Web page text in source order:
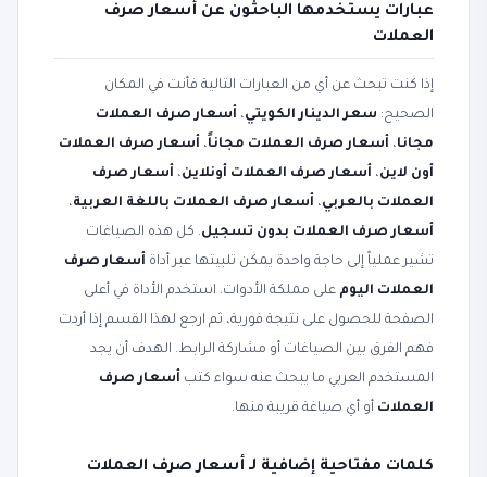
عبارات يستخدمها الباحثون عن أسعار صرف
العملات
إذا كنت تبحث عن أي من العبارات التالية فأنت في المكان
الصحيح: سعر الدينار الكويتي، أسعار صرف العملات
مجانا، أسعار صرف العملات مجاناً، أسعار صرف العملات
أون لاين، أسعار صرف العملات أونلاين، أسعار صرف
العملات بالعربي، أسعار صرف العملات باللغة العربية،
أسعار صرف العملات بدون تسجيل. كل هذه الصياغات
تشير عملياً إلى حاجة واحدة يمكن تلبيتها عبر أداة أسعار صرف
العملات اليوم على مملكة الأدوات. استخدم الأداة في أعلى
الصفحة للحصول على نتيجة فورية، ثم ارجع لهذا القسم إذا أردت
فهم الفرق بين الصياغات أو مشاركة الرابط. الهدف أن يجد
المستخدم العربي ما يبحث عنه سواء كتب أسعار صرف
العملات أو أي صياغة قريبة منها.
كلمات مفتاحية إضافية لـ أسعار صرف العملات